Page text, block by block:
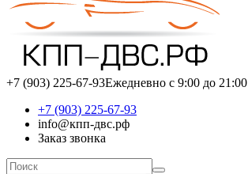
+7 (903) 225-67-93Ежедневно с 9:00 до 21:00
+7 (903) 225-67-93
info@кпп-двс.рф
Заказ звонка